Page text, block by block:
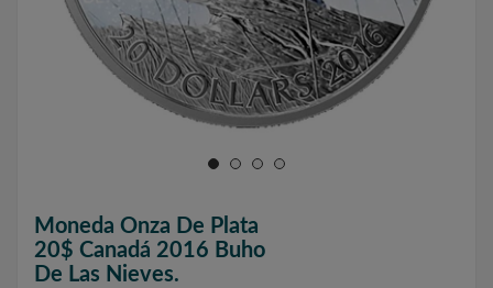
Moneda Onza De Plata
20$ Canadá 2016 Buho
De Las Nieves.